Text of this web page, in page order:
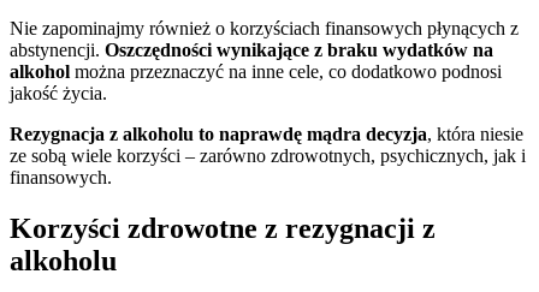
Nie zapominajmy również o korzyściach finansowych płynących z
abstynencji. Oszczędności wynikające z braku wydatków na
alkohol można przeznaczyć na inne cele, co dodatkowo podnosi
jakość życia.
Rezygnacja z alkoholu to naprawdę mądra decyzja, która niesie
ze sobą wiele korzyści – zarówno zdrowotnych, psychicznych, jak i
finansowych.
Korzyści zdrowotne z rezygnacji z
alkoholu